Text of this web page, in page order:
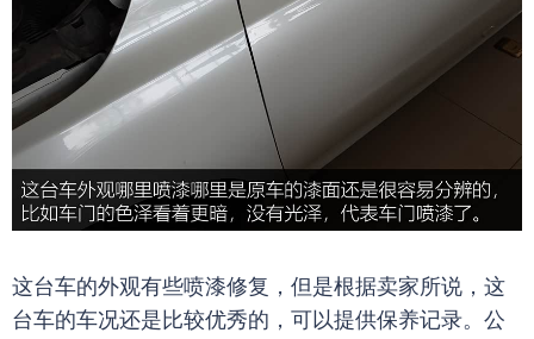
这台车的外观有些喷漆修复，但是根据卖家所说，这
台车的车况还是比较优秀的，可以提供保养记录。公